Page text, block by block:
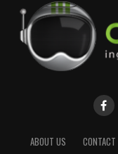
ABOUT US CONTACT